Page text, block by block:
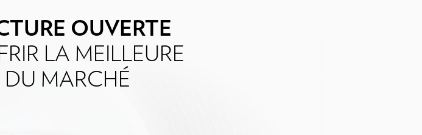
OUVERTE
LA MEILLEURE
DU MARCHÉ